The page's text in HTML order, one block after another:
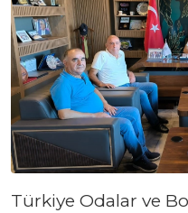
Türkiye Odalar ve